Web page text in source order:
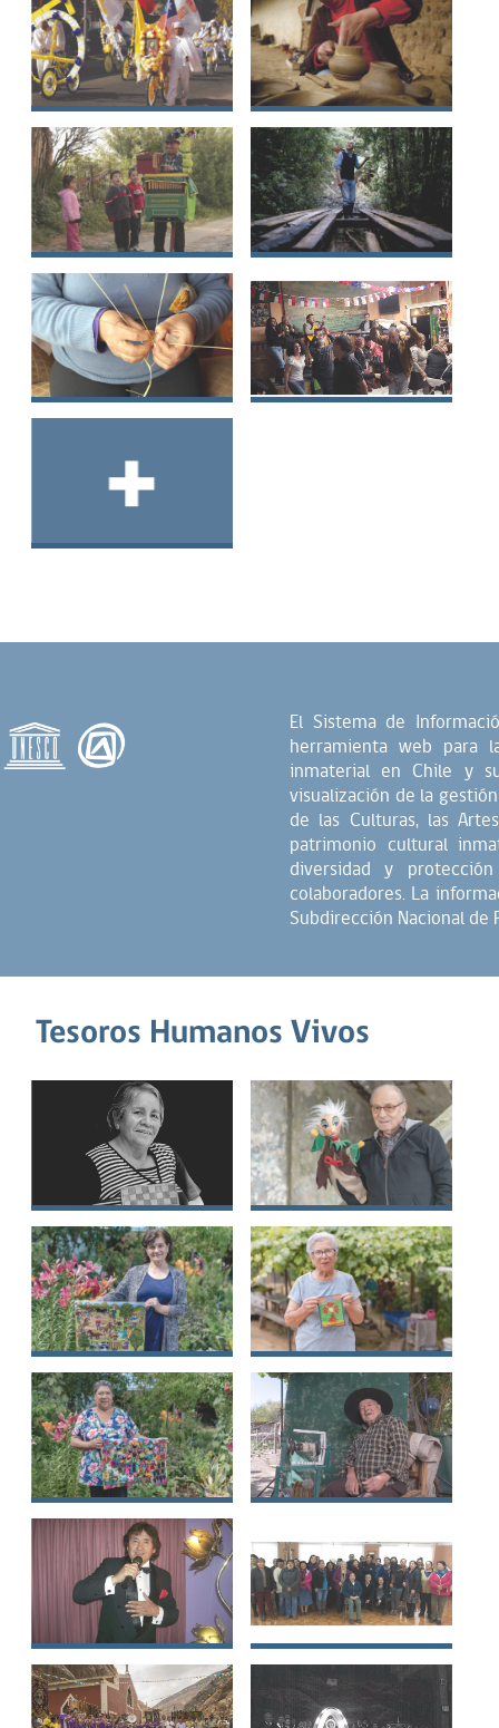
Atacama
Fiesta de Cuasimodo
Loceras de Pilén,
comuna de
Cauquenes, región
del Maule
Oficio tradicional
del organillero-
chinchinero
Carpintería de ribera
tradicional en la
región de Los Lagos
Técnica de la
el secano interior
del Valle del Río
Música de la
Ver más
El Sistema de
herramienta web para
inmaterial en Chile y
visualización de la
de las Culturas, las
patrimonio cultural
diversidad y
colaboradores. La
Subdirección Nacional
Tesoros Humanos Vivos
Gloria Angelina del
Carmen Carrera
Mariqueo
Lientur Nahuel Rojas
Serrano
Lidia Ruth Jara Parra
Blanca Elvira
Cabrera Flores
Marfiela Natali
Cabrera Ulloa
Fernando Enrique
Luis Alberto
Martínez Hernández
Alfareras de
Quinchamalí y Santa
Cruz de Cuca